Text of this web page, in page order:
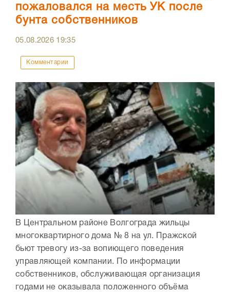
пожаловался на месть УК после
бунта собственников
05.08.2026 19:35
Комментарии
В Центральном районе Волгограда жильцы
многоквартирного дома № 8 на ул. Пражской
бьют тревогу из-за вопиющего поведения
управляющей компании. По информации
собственников, обслуживающая организация
годами не оказывала положенного объёма